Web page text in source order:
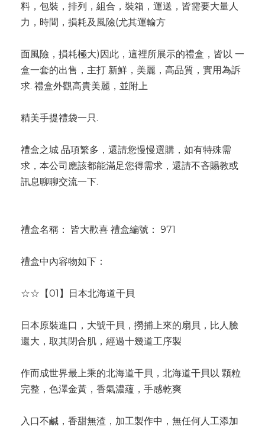
料，包裝，排列，組合，裝箱，運送，皆需要大量人
力，時間，損耗及風險(尤其運輸方
面風險，損耗極大)因此，這裡所展示的禮盒，皆以 一
盒一套的出售，主打 新鮮，美麗，高品質，實用為訴
求. 禮盒外觀高貴美麗，並附上
精美手提禮袋一只.
禮盒之城 品項繁多，還請您慢慢選購，如有特殊需
求，本公司應該都能滿足您得需求，還請不吝賜教或
訊息聊聊交流一下.
禮盒名稱： 皆大歡喜 禮盒編號： 971
禮盒中內容物如下：
☆☆【01】日本北海道干貝
日本原裝進口，大號干貝，撈捕上來的扇貝，比人臉
還大，取其閉合肌，經過十幾道工序製
作而成世界最上乘的北海道干貝，北海道干貝以 顆粒
完整，色澤金黃，香氣濃蘊，手感乾爽
入口不鹹，香甜無渣，加工製作中，無任何人工添加